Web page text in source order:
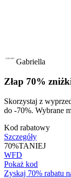
Gabriella
Złap 70%
Skorzystaj z
do -70%. Wybrane
Kod rabatowy
Szczegóły
70%TANIEJ
WFD
Pokaż kod
Zyskaj 70% rabatu